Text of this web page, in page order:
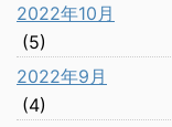
2022年10月
(5)
2022年9月
(4)